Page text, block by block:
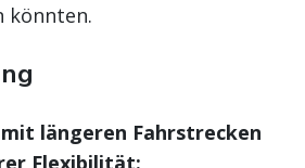
könnten.
mit längeren Fahrstrecken
Flexibilität: